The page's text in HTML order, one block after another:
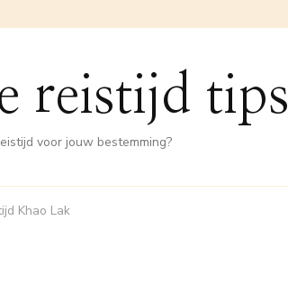
reistijd tips
voor jouw bestemming?
Khao Lak